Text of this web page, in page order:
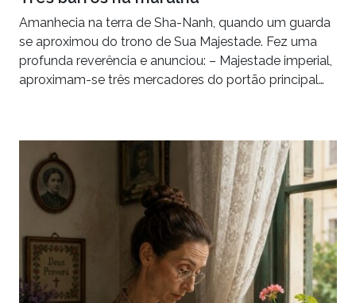
Amanhecia na terra de Sha-Nanh, quando um guarda
se aproximou do trono de Sua Majestade. Fez uma
profunda reverência e anunciou: – Majestade imperial,
aproximam-se três mercadores do portão principal…